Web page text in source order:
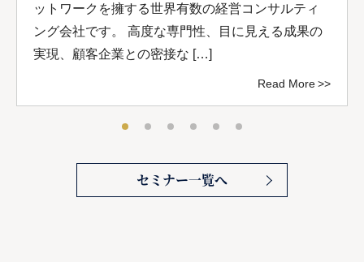
ットワークを擁する世界有数の経営コンサルティ
ング会社です。 高度な専門性、目に見える成果の
実現、顧客企業との密接な […]
Read More
セミナー一覧へ